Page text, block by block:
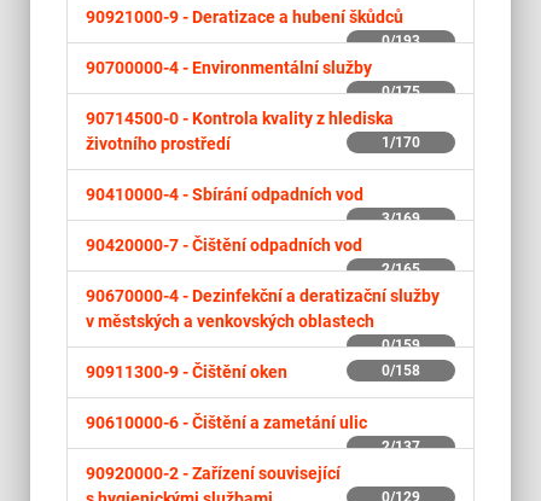
90921000-9 -Deratizace a hubení škůdců
0/193
90700000-4 -Environmentální služby
0/175
90714500-0 -Kontrola kvality z hlediska
životního prostředí
1/170
90410000-4 -Sbírání odpadních vod
3/169
90420000-7 -Čištění odpadních vod
2/165
90670000-4 -Dezinfekční a deratizační služby
v městských a venkovských oblastech
0/159
90911300-9 -Čištění oken 0/158
90610000-6 -Čištění a zametání ulic
2/137
90920000-2 -Zařízení související
0/129